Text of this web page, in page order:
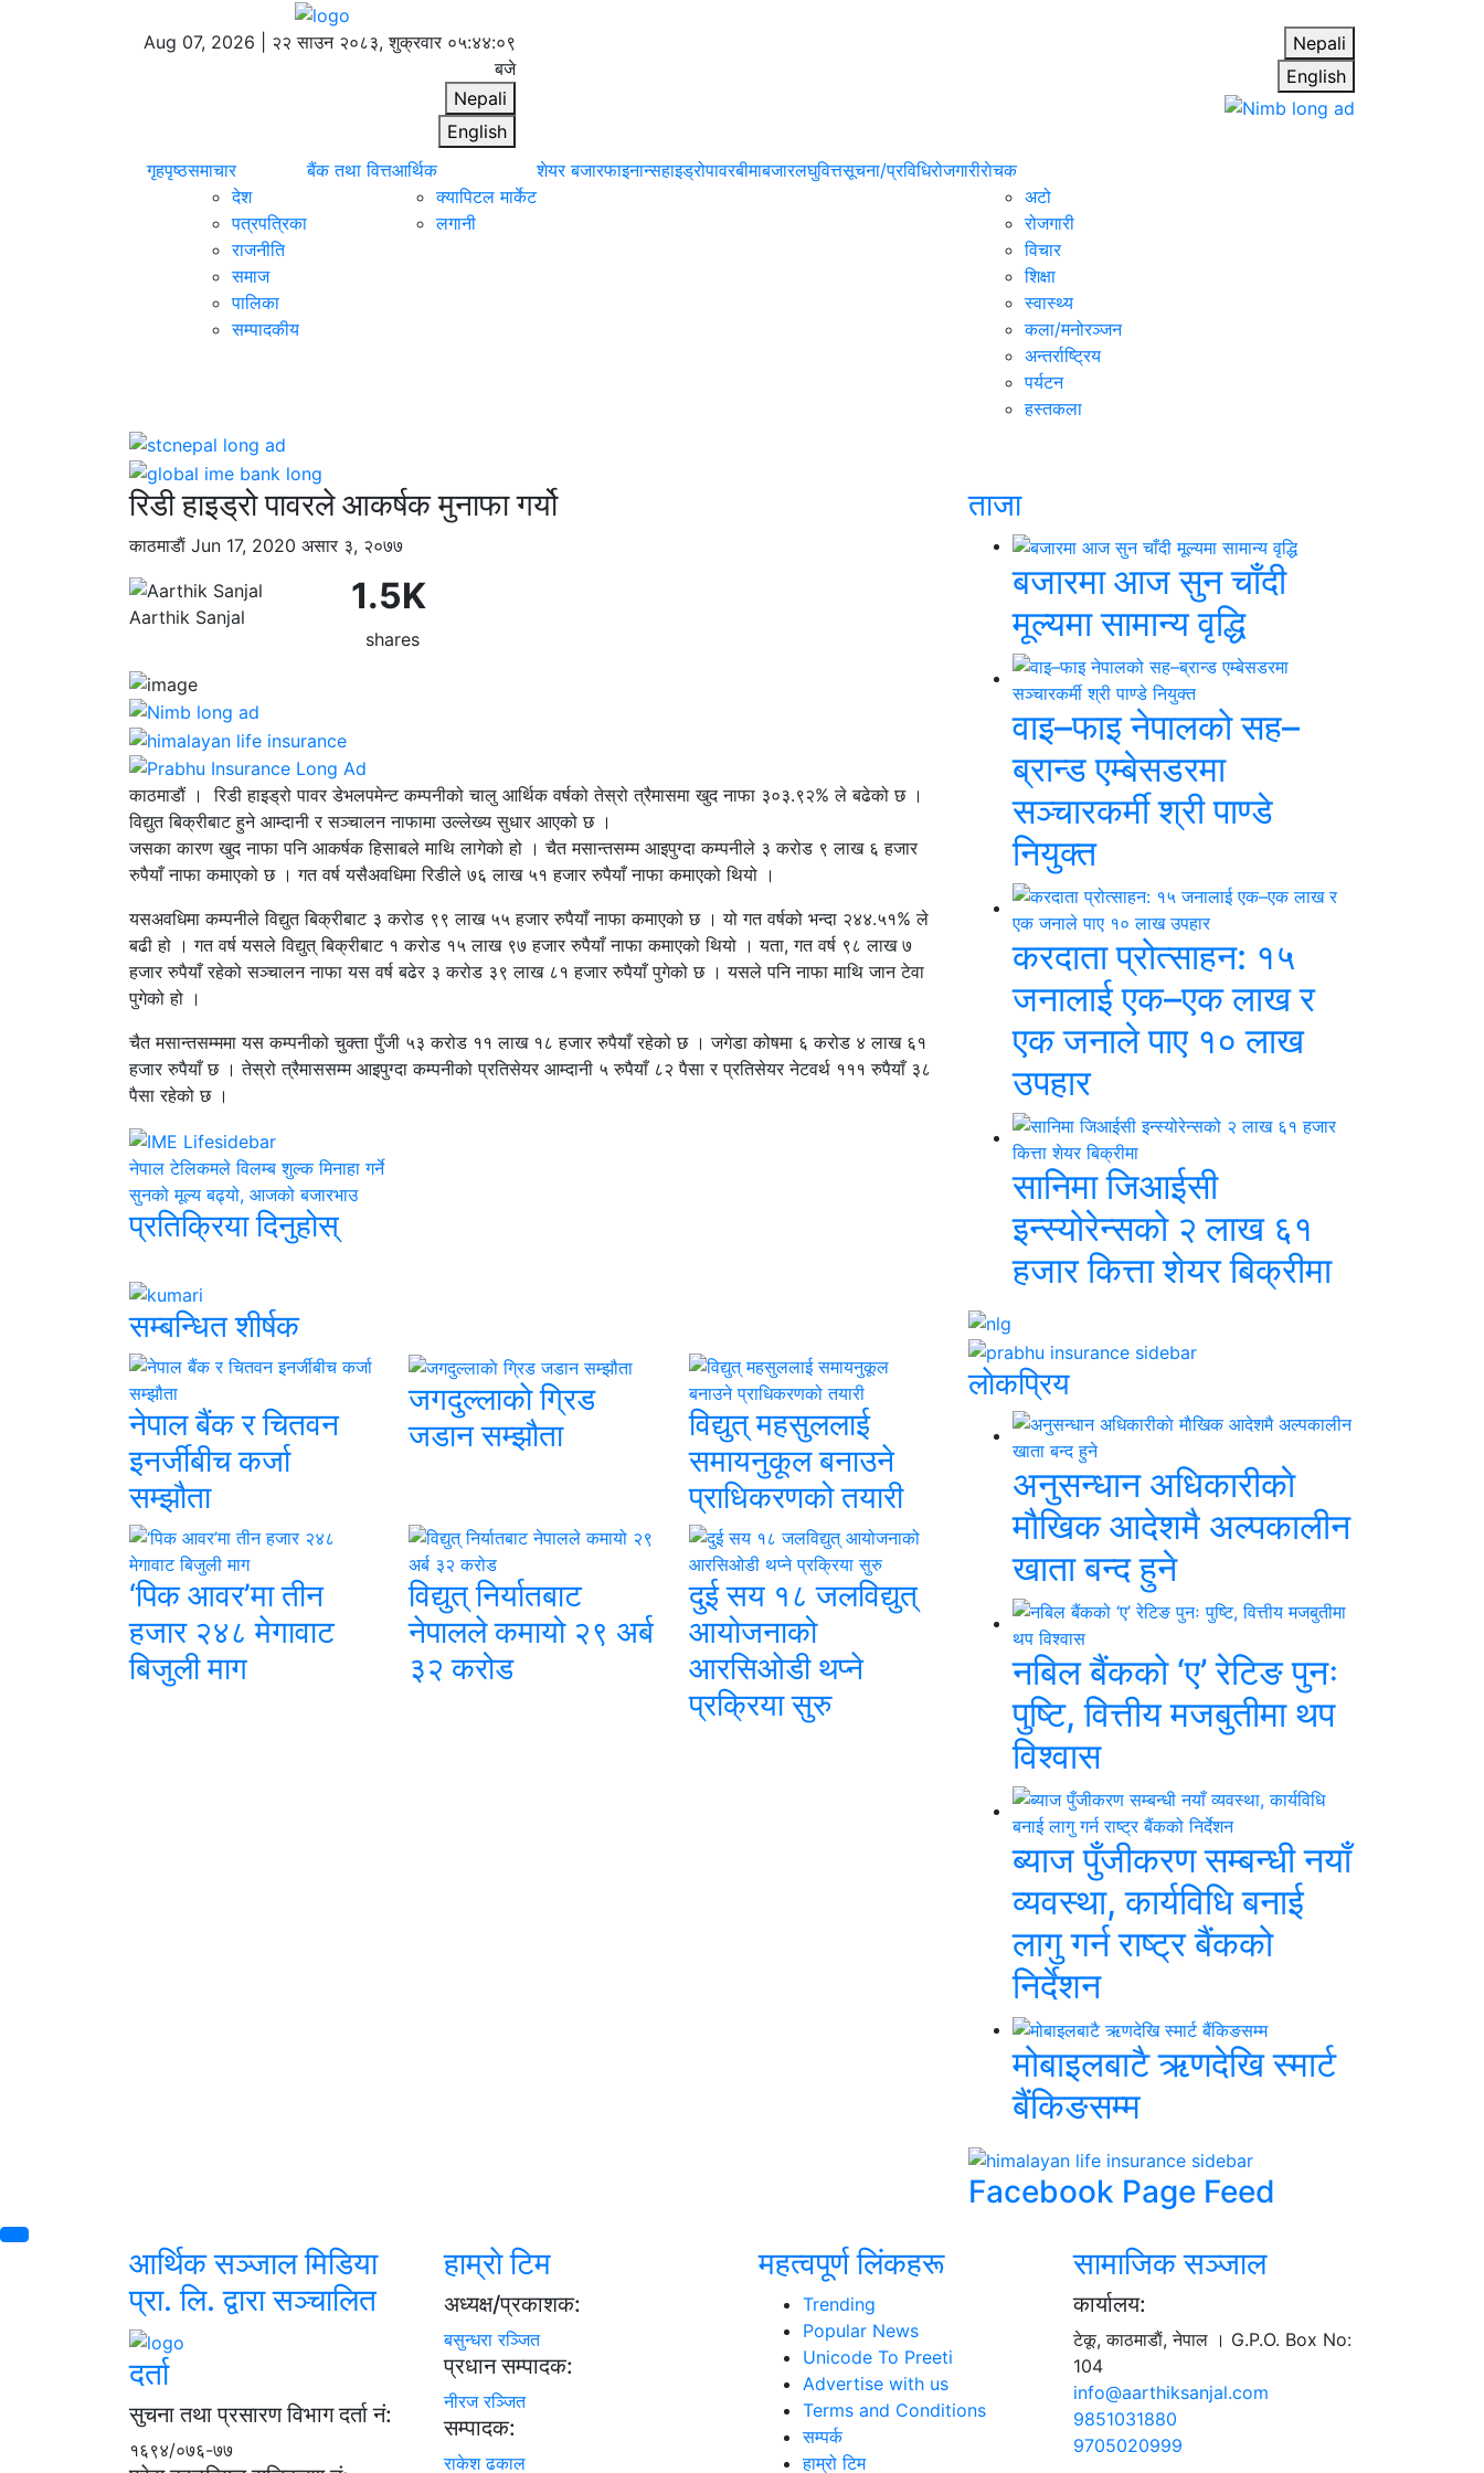
Aug 07, 2026 | २२ साउन २०८३, शुक्रवार ०५:४४:१०
बजे
Nepali
English
Nepali
English
गृहपृष्ठसमाचार
देश
पत्रपत्रिका
राजनीति
समाज
पालिका
सम्पादकीय
बैंक तथा वित्तआर्थिक
क्यापिटल मार्केट
लगानी
शेयर बजारफाइनान्सहाइड्रोपावरबीमाबजारलघुवित्तसूचना/प्रविधिरोजगारीराेचक
अटो
रोजगारी
विचार
शिक्षा
स्वास्थ्य
कला/मनोरञ्जन
अन्तर्राष्ट्रिय
पर्यटन
हस्तकला
रिडी हाइड्रो पावरले आकर्षक मुनाफा गर्यो
काठमाडाैं Jun 17, 2020 असार ३, २०७७
Aarthik Sanjal 1.5K
shares
काठमाडौं । रिडी हाइड्रो पावर डेभलपमेन्ट कम्पनीको चालु आर्थिक वर्षको तेस्रो त्रैमासमा खुद नाफा ३०३.९२% ले बढेको छ ।
विद्युत बिक्रीबाट हुने आम्दानी र सञ्चालन नाफामा उल्लेख्य सुधार आएको छ ।
जसका कारण खुद नाफा पनि आकर्षक हिसाबले माथि लागेको हो । चैत मसान्तसम्म आइपुग्दा कम्पनीले ३ करोड ९ लाख ६ हजार
रुपैयाँ नाफा कमाएको छ । गत वर्ष यसैअवधिमा रिडीले ७६ लाख ५१ हजार रुपैयाँ नाफा कमाएको थियो ।
यसअवधिमा कम्पनीले विद्युत बिक्रीबाट ३ करोड ९९ लाख ५५ हजार रुपैयाँ नाफा कमाएको छ । यो गत वर्षको भन्दा २४४.५१% ले
बढी हो । गत वर्ष यसले विद्युत् बिक्रीबाट १ करोड १५ लाख ९७ हजार रुपैयाँ नाफा कमाएको थियो । यता, गत वर्ष ९८ लाख ७
हजार रुपैयाँ रहेको सञ्चालन नाफा यस वर्ष बढेर ३ करोड ३९ लाख ८१ हजार रुपैयाँ पुगेको छ । यसले पनि नाफा माथि जान टेवा
पुगेको हो ।
चैत मसान्तसम्ममा यस कम्पनीको चुक्ता पुँजी ५३ करोड ११ लाख १८ हजार रुपैयाँ रहेको छ । जगेडा कोषमा ६ करोड ४ लाख ६१
हजार रुपैयाँ छ । तेस्रो त्रैमाससम्म आइपुग्दा कम्पनीको प्रतिसेयर आम्दानी ५ रुपैयाँ ८२ पैसा र प्रतिसेयर नेटवर्थ १११ रुपैयाँ ३८
पैसा रहेको छ ।
नेपाल टेलिकमले विलम्ब शुल्क मिनाहा गर्ने
सुनको मूल्य बढ्यो, आजको बजारभाउ
प्रतिक्रिया दिनुहोस्
सम्बन्धित शीर्षक
नेपाल बैंक र चितवन
इनर्जीबीच कर्जा
सम्झौता
जगदुल्लाकाे ग्रिड
जडान सम्झौता
विद्युत् महसुललाई
समायनुकूल बनाउने
प्राधिकरणको तयारी
‘पिक आवर’मा तीन
हजार २४८ मेगावाट
बिजुली माग
विद्युत् निर्यातबाट
नेपालले कमायो २९ अर्ब
३२ करोड
दुई सय १८ जलविद्युत्
आयोजनाको
आरसिओडी थप्ने
प्रक्रिया सुरु
ताजा
बजारमा आज सुन चाँदी
मूल्यमा सामान्य वृद्धि
वाइ–फाइ नेपालको सह–
ब्रान्ड एम्बेसडरमा
सञ्चारकर्मी श्री पाण्डे
नियुक्त
करदाता प्रोत्साहन: १५
जनालाई एक–एक लाख र
एक जनाले पाए १० लाख
उपहार
सानिमा जिआईसी
इन्स्योरेन्सको २ लाख ६१
हजार कित्ता शेयर बिक्रीमा
लाेकप्रिय
अनुसन्धान अधिकारीकाे
माैखिक आदेशमै अल्पकालीन
खाता बन्द हुने
नबिल बैंकको ‘ए’ रेटिङ पुनः
पुष्टि, वित्तीय मजबुतीमा थप
विश्वास
ब्याज पुँजीकरण सम्बन्धी नयाँ
व्यवस्था, कार्यविधि बनाई
लागु गर्न राष्ट्र बैंकको
निर्देशन
मोबाइलबाटै ऋणदेखि स्मार्ट
बैंकिङसम्म
Facebook Page Feed
आर्थिक सञ्जाल मिडिया
प्रा. लि. द्वारा सञ्चालित
दर्ता
सुचना तथा प्रसारण विभाग दर्ता नं:
१६९४/०७६-७७
हाम्राे टिम
अध्यक्ष/प्रकाशक:
बसुन्धरा रञ्जित
प्रधान सम्पादक:
नीरज रञ्जित
सम्पादक:
राकेश ढकाल
महत्वपूर्ण लिंकहरू
Trending
Popular News
Unicode To Preeti
Advertise with us
Terms and Conditions
सम्पर्क
हाम्रो टिम
सामाजिक सञ्जाल
कार्यालय:
टेकू, काठमाडाैं, नेपाल । G.P.O. Box No:
104
info@aarthiksanjal.com
9851031880
9705020999